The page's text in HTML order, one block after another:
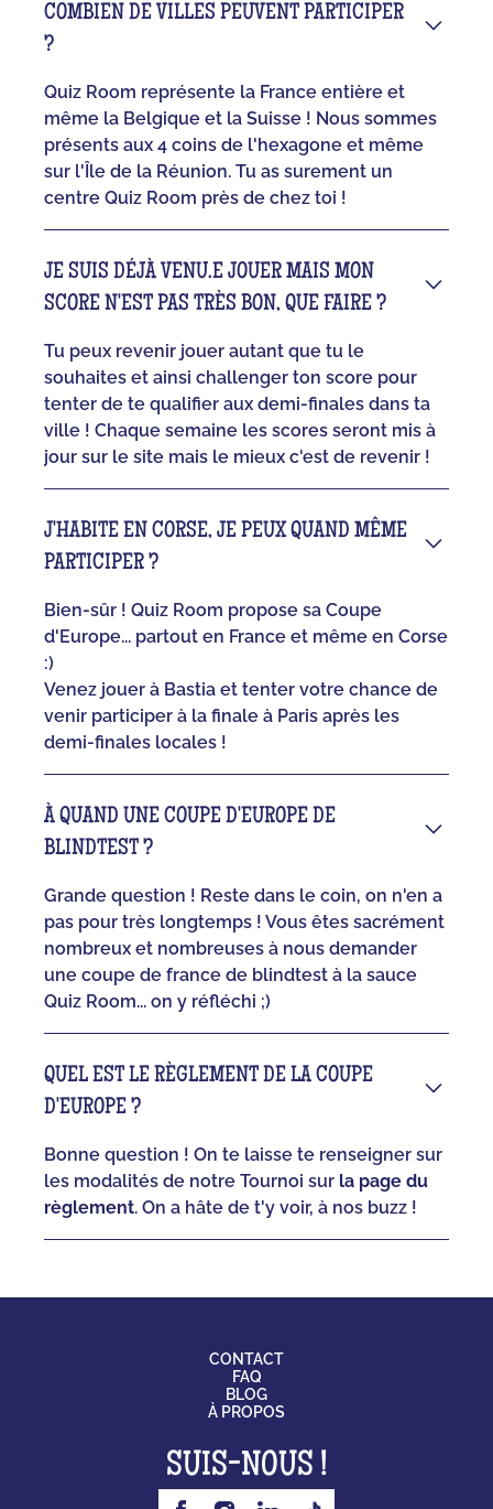
COMBIEN DE VILLES PEUVENT PARTICIPER
?
Quiz Room représente la France entière et
même la Belgique et la Suisse ! Nous sommes
présents aux 4 coins de l'hexagone et même
sur l'Île de la Réunion. Tu as surement un
centre Quiz Room près de chez toi !
JE SUIS DÉJÀ VENU.E JOUER MAIS MON
SCORE N'EST PAS TRÈS BON, QUE FAIRE ?
Tu peux revenir jouer autant que tu le
souhaites et ainsi challenger ton score pour
tenter de te qualifier aux demi-finales dans ta
ville ! Chaque semaine les scores seront mis à
jour sur le site mais le mieux c'est de revenir !
J'HABITE EN CORSE, JE PEUX QUAND MÊME
PARTICIPER ?
Bien-sûr ! Quiz Room propose sa Coupe
d'Europe... partout en France et même en Corse
:)
Venez jouer à Bastia et tenter votre chance de
venir participer à la finale à Paris après les
demi-finales locales !
À QUAND UNE COUPE D'EUROPE DE
BLINDTEST ?
Grande question ! Reste dans le coin, on n'en a
pas pour très longtemps ! Vous êtes sacrément
nombreux et nombreuses à nous demander
une coupe de france de blindtest à la sauce
Quiz Room... on y réfléchi ;)
QUEL EST LE RÈGLEMENT DE LA COUPE
D'EUROPE ?
Bonne question ! On te laisse te renseigner sur
les modalités de notre Tournoi sur la page du
règlement. On a hâte de t'y voir, à nos buzz !
CONTACT
FAQ
BLOG
À PROPOS
SUIS-NOUS !